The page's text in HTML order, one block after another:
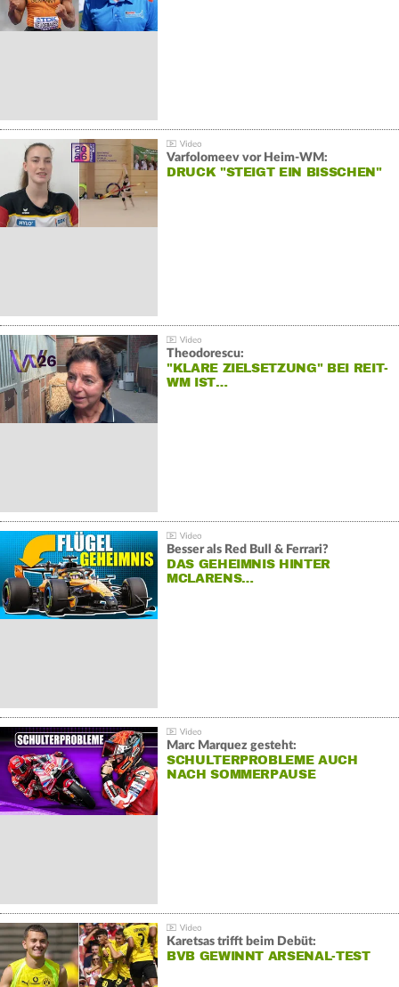
Varfolomeev vor Heim-WM:
DRUCK "STEIGT EIN BISSCHEN"
Theodorescu:
"KLARE ZIELSETZUNG" BEI REIT-
WM IST…
Besser als Red Bull & Ferrari?
DAS GEHEIMNIS HINTER
MCLARENS…
Marc Marquez gesteht:
SCHULTERPROBLEME AUCH
NACH SOMMERPAUSE
Karetsas trifft beim Debüt:
BVB GEWINNT ARSENAL-TEST